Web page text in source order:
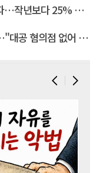
년보다 25% 급감
혐의점 없어 폐기"